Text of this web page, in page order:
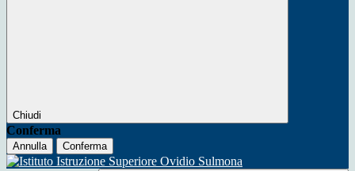
Chiudi
Conferma
Annulla Conferma